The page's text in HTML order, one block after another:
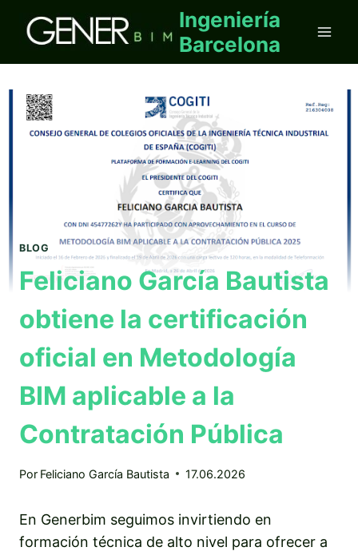
Ingeniería
Barcelona
BLOG
Feliciano García Bautista
obtiene la certificación
oficial en Metodología
BIM aplicable a la
Contratación Pública
Por Feliciano García Bautista 17.06.2026
En Generbim seguimos invirtiendo en
formación técnica de alto nivel para ofrecer a